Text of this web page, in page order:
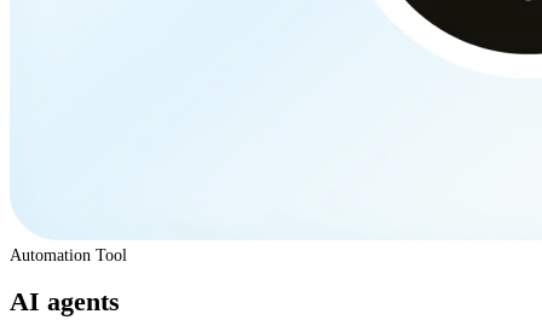
Automation Tool
AI agents